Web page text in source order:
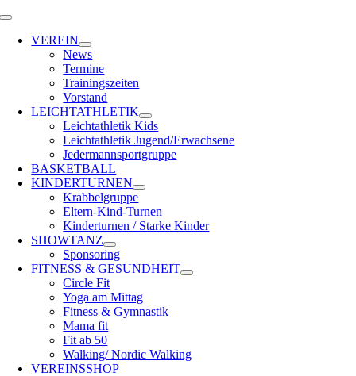
Zum
springen
Toggle
NavigationVEREIN
News
Termine
Trainingszeiten
Vorstand
LEICHTATHLETIK
Leichtathletik Kids
Leichtathletik Jugend/Erwachsene
Jedermannsportgruppe
BASKETBALL
KINDERTURNEN
Krabbelgruppe
Eltern-Kind-Turnen
Kinderturnen / Starke Kinder
SHOWTANZ
Sponsoring
FITNESS & GESUNDHEIT
Circle Fit
Yoga am Mittag
Fitness & Gymnastik
Mama fit
Fit ab 50
Walking/ Nordic Walking
VEREINSSHOP